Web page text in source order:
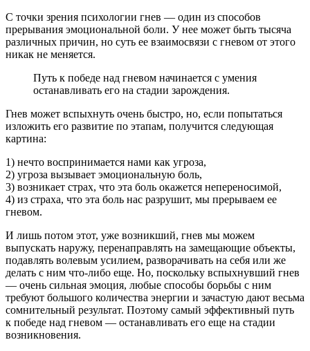
С точки зрения психологии гнев — один из способов
прерывания эмоциональной боли. У нее может быть тысяча
различных причин, но суть ее взаимосвязи с гневом от этого
никак не меняется.
Путь к победе над гневом начинается с умения
останавливать его на стадии зарождения.
Гнев может вспыхнуть очень быстро, но, если попытаться
изложить его развитие по этапам, получится следующая
картина:
1) нечто воспринимается нами как угроза,
2) угроза вызывает эмоциональную боль,
3) возникает страх, что эта боль окажется непереносимой,
4) из страха, что эта боль нас разрушит, мы прерываем ее
гневом.
И лишь потом этот, уже возникший, гнев мы можем
выпускать наружу, перенаправлять на замещающие объекты,
подавлять волевым усилием, разворачивать на себя или же
делать с ним что-либо еще. Но, поскольку вспыхнувший гнев
— очень сильная эмоция, любые способы борьбы с ним
требуют большого количества энергии и зачастую дают весьма
сомнительный результат. Поэтому самый эффективный путь
к победе над гневом — останавливать его еще на стадии
возникновения.